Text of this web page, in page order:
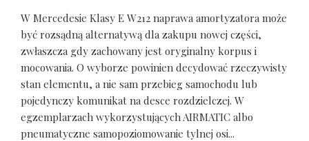
W Mercedesie Klasy E W212 naprawa amortyzatora może
być rozsądną alternatywą dla zakupu nowej części,
zwłaszcza gdy zachowany jest oryginalny korpus i
mocowania. O wyborze powinien decydować rzeczywisty
stan elementu, a nie sam przebieg samochodu lub
pojedynczy komunikat na desce rozdzielczej. W
egzemplarzach wykorzystujących AIRMATIC albo
pneumatyczne samopoziomowanie tylnej osi...